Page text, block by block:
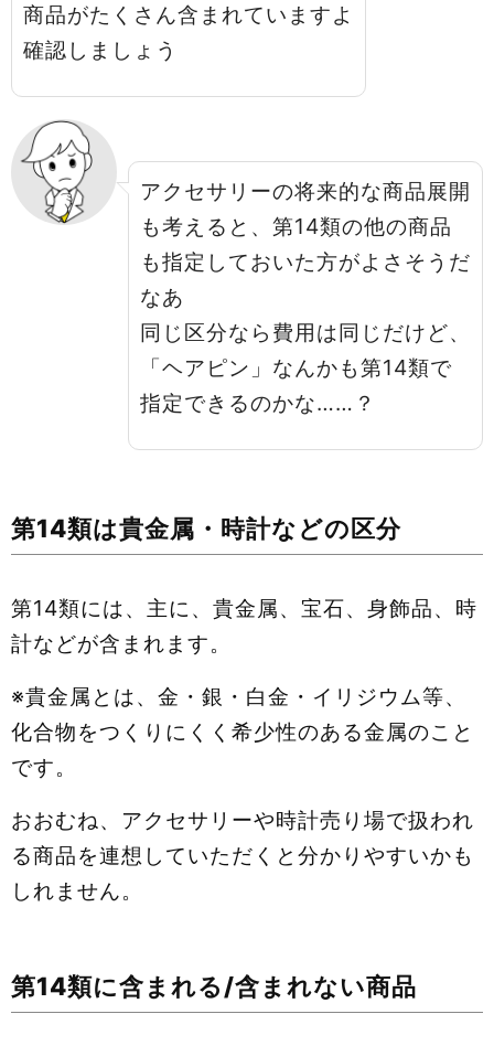
商品がたくさん含まれていますよ
確認しましょう
アクセサリーの将来的な商品展開
も考えると、第14類の他の商品
も指定しておいた方がよさそうだ
なあ
同じ区分なら費用は同じだけど、
「ヘアピン」なんかも第14類で
指定できるのかな……？
第14類は貴金属・時計などの区分
第14類には、主に、貴金属、宝石、身飾品、時
計などが含まれます。
※貴金属とは、金・銀・白金・イリジウム等、
化合物をつくりにくく希少性のある金属のこと
です。
おおむね、アクセサリーや時計売り場で扱われ
る商品を連想していただくと分かりやすいかも
しれません。
第14類に含まれる/含まれない商品